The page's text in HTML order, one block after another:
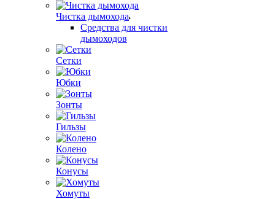
Чистка дымохода
Средства для чистки
дымоходов
Сетки
Юбки
Зонты
Гильзы
Колено
Конусы
Хомуты